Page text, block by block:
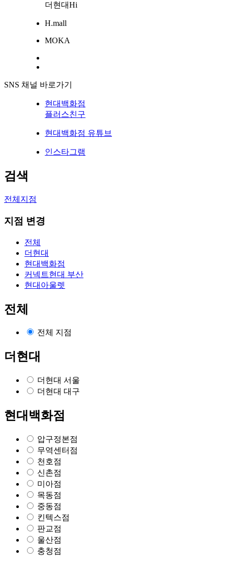
더현대Hi
H.mall
MOKA
SNS 채널 바로가기
현대백화점
플러스친구
현대백화점 유튜브
인스타그램
검색
전체지점
지점 변경
전체
더현대
현대백화점
커넥트현대 부산
현대아울렛
전체
전체 지점
더현대
더현대 서울
더현대 대구
현대백화점
압구정본점
무역센터점
천호점
신촌점
미아점
목동점
중동점
킨텍스점
판교점
울산점
충청점